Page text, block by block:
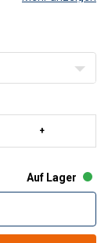
sorgenfreien
das Unte
Auf Lager